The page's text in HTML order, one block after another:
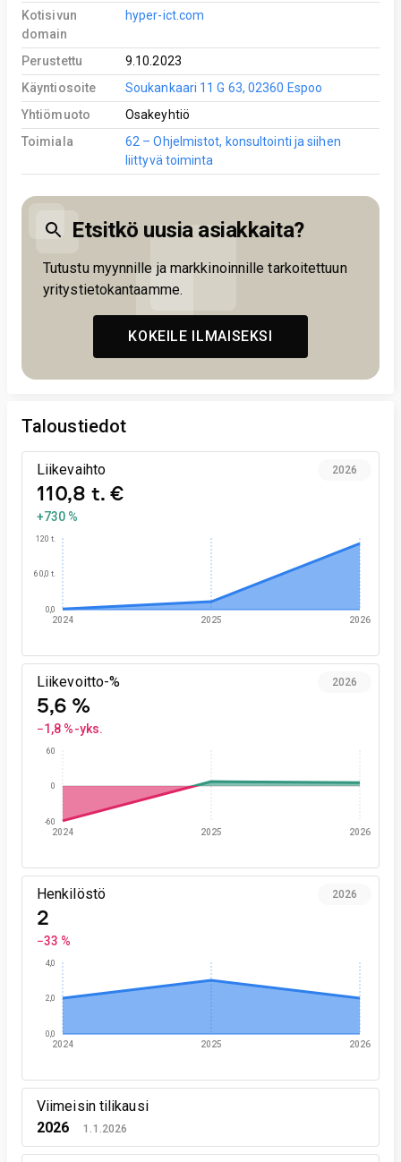
Kotisivun
domain
hyper-ict.com
Perustettu
9.10.2023
Käyntiosoite
Soukankaari 11 G 63, 02360 Espoo
Yhtiömuoto
Osakeyhtiö
Toimiala
62 – Ohjelmistot, konsultointi ja siihen
liittyvä toiminta
Etsitkö uusia asiakkaita?
Tutustu myynnille ja markkinoinnille tarkoitettuun
yritystietokantaamme.
KOKEILE ILMAISEKSI
Taloustiedot
Liikevaihto
110,8 t. €
+730 %
2026
2024 2025 2026
0,0
60,0 t.
120 t.
Liikevoitto-%
5,6 %
−1,8 %-yks.
2026
2024 2025 2026
-60
0
60
Henkilöstö
2
−33 %
2026
2024 2025 2026
0,0
2,0
4,0
Viimeisin tilikausi
2026
1.1.2026